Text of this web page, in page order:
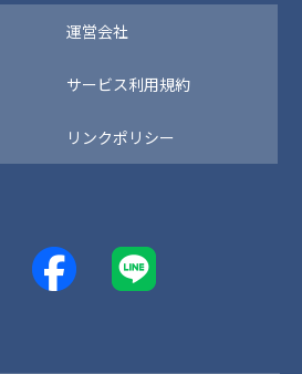
運営会社
サービス利用規約
リンクポリシー